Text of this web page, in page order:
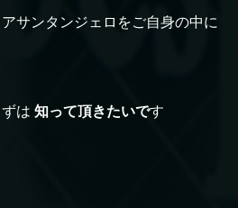
サンタンジェロをご自身の中に
は 知って頂きたいです